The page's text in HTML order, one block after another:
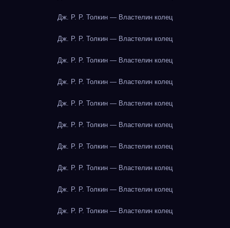
Дж. Р. Р. Толкин — Властелин колец
Дж. Р. Р. Толкин — Властелин колец
Дж. Р. Р. Толкин — Властелин колец
Дж. Р. Р. Толкин — Властелин колец
Дж. Р. Р. Толкин — Властелин колец
Дж. Р. Р. Толкин — Властелин колец
Дж. Р. Р. Толкин — Властелин колец
Дж. Р. Р. Толкин — Властелин колец
Дж. Р. Р. Толкин — Властелин колец
Дж. Р. Р. Толкин — Властелин колец